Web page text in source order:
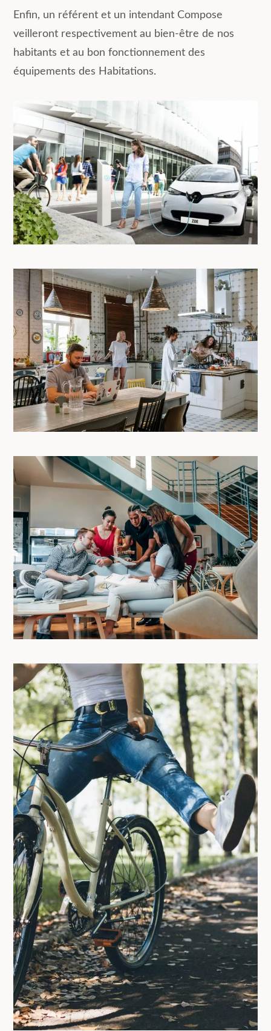
Enfin, un référent et un intendant Compose
veilleront respectivement au bien-être de nos
habitants et au bon fonctionnement des
équipements des Habitations.